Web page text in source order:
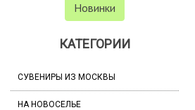
Новинки
КАТЕГОРИИ
СУВЕНИРЫ ИЗ МОСКВЫ
НА НОВОСЕЛЬЕ